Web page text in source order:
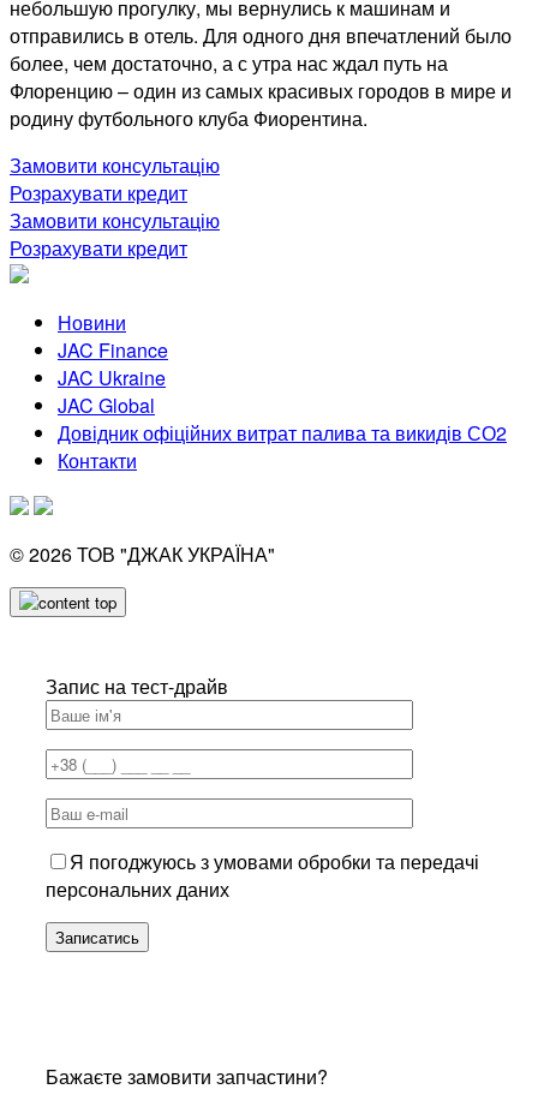
небольшую прогулку, мы вернулись к машинам и
отправились в отель. Для одного дня впечатлений было
более, чем достаточно, а с утра нас ждал путь на
Флоренцию – один из самых красивых городов в мире и
родину футбольного клуба Фиорентина.
Замовити консультацію
Розрахувати кредит
Замовити консультацію
Розрахувати кредит
Новини
JAC Finance
JAC Ukraine
JAC Global
Довідник офіційних витрат палива та викидів СО2
Контакти
© 2026ТОВ "ДЖАК УКРАЇНА"
Запис на тест-драйв
Я погоджуюсь з умовами обробки та передачі
персональних даних
Бажаєте замовити запчастини?